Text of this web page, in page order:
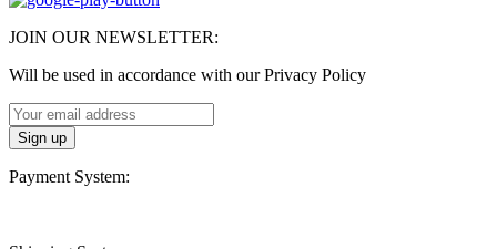
JOIN OUR NEWSLETTER:
Will be used in accordance with our Privacy Policy
Payment System: